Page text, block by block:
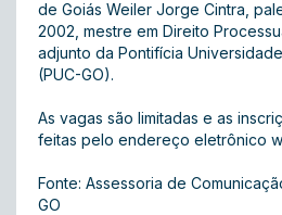
de Goiás Weiler Jorge Cintra,
2002, mestre em Direito
adjunto da Pontifícia
(PUC-GO).
As vagas são limitadas e as
feitas pelo endereço eletrônico
Fonte: Assessoria de
GO